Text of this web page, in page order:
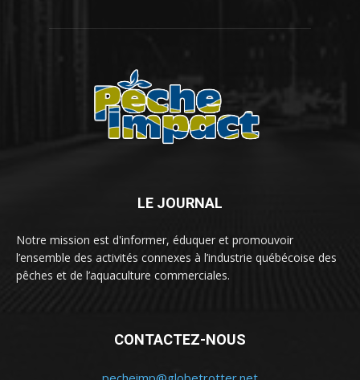
LE JOURNAL
Notre mission est d'informer, éduquer et promouvoir
l’ensemble des activités connexes à l’industrie québécoise des
pêches et de l’aquaculture commerciales.
CONTACTEZ-NOUS